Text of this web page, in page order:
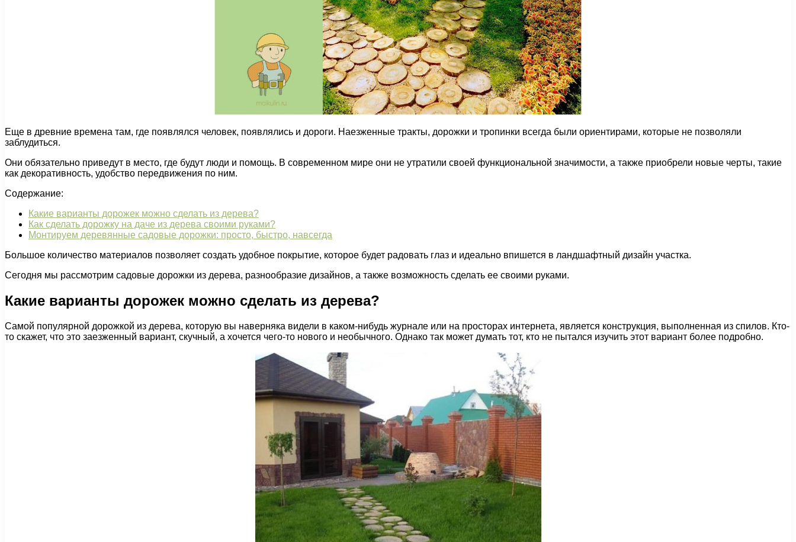
Еще в древние времена там, где появлялся человек, появлялись и дороги. Наезженные тракты, дорожки и тропинки всегда были ориентирами, которые не позволяли
заблудиться.
Они обязательно приведут в место, где будут люди и помощь. В современном мире они не утратили своей функциональной значимости, а также приобрели новые черты, такие
как декоративность, удобство передвижения по ним.
Содержание:
Какие варианты дорожек можно сделать из дерева?
Как сделать дорожку на даче из дерева своими руками?
Монтируем деревянные садовые дорожки: просто, быстро, навсегда
Большое количество материалов позволяет создать удобное покрытие, которое будет радовать глаз и идеально впишется в ландшафтный дизайн участка.
Сегодня мы рассмотрим садовые дорожки из дерева, разнообразие дизайнов, а также возможность сделать ее своими руками.
Какие варианты дорожек можно сделать из дерева?
Самой популярной дорожкой из дерева, которую вы наверняка видели в каком-нибудь журнале или на просторах интернета, является конструкция, выполненная из спилов. Кто-
то скажет, что это заезженный вариант, скучный, а хочется чего-то нового и необычного. Однако так может думать тот, кто не пытался изучить этот вариант более подробно.